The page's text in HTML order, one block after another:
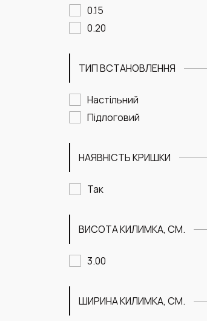
0.15
0.20
ТИП ВСТАНОВЛЕННЯ
Настільний
Підлоговий
НАЯВНІСТЬ КРИШКИ
Так
ВИСОТА КИЛИМКА, СМ.
3.00
ШИРИНА КИЛИМКА, СМ.